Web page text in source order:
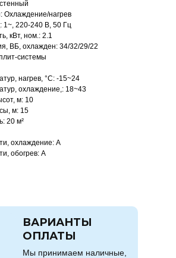
нагрев
1~, 220-240 В, 50 Гц
кВт, ном.: 2.1
ВБ, охлажден: 34/32/29/22
системы
нагрев, °C: -15~24
охлаждение,: 18~43
м: 10
м: 15
20 м²
охлаждение: A
обогрев: A
Мы принимаем наличные,
ВАРИАНТЫ
ОПЛАТЫ